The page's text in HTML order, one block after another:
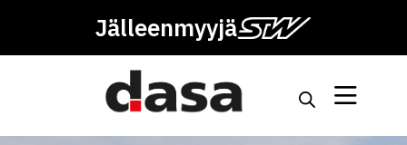
Jälleenmyyjä